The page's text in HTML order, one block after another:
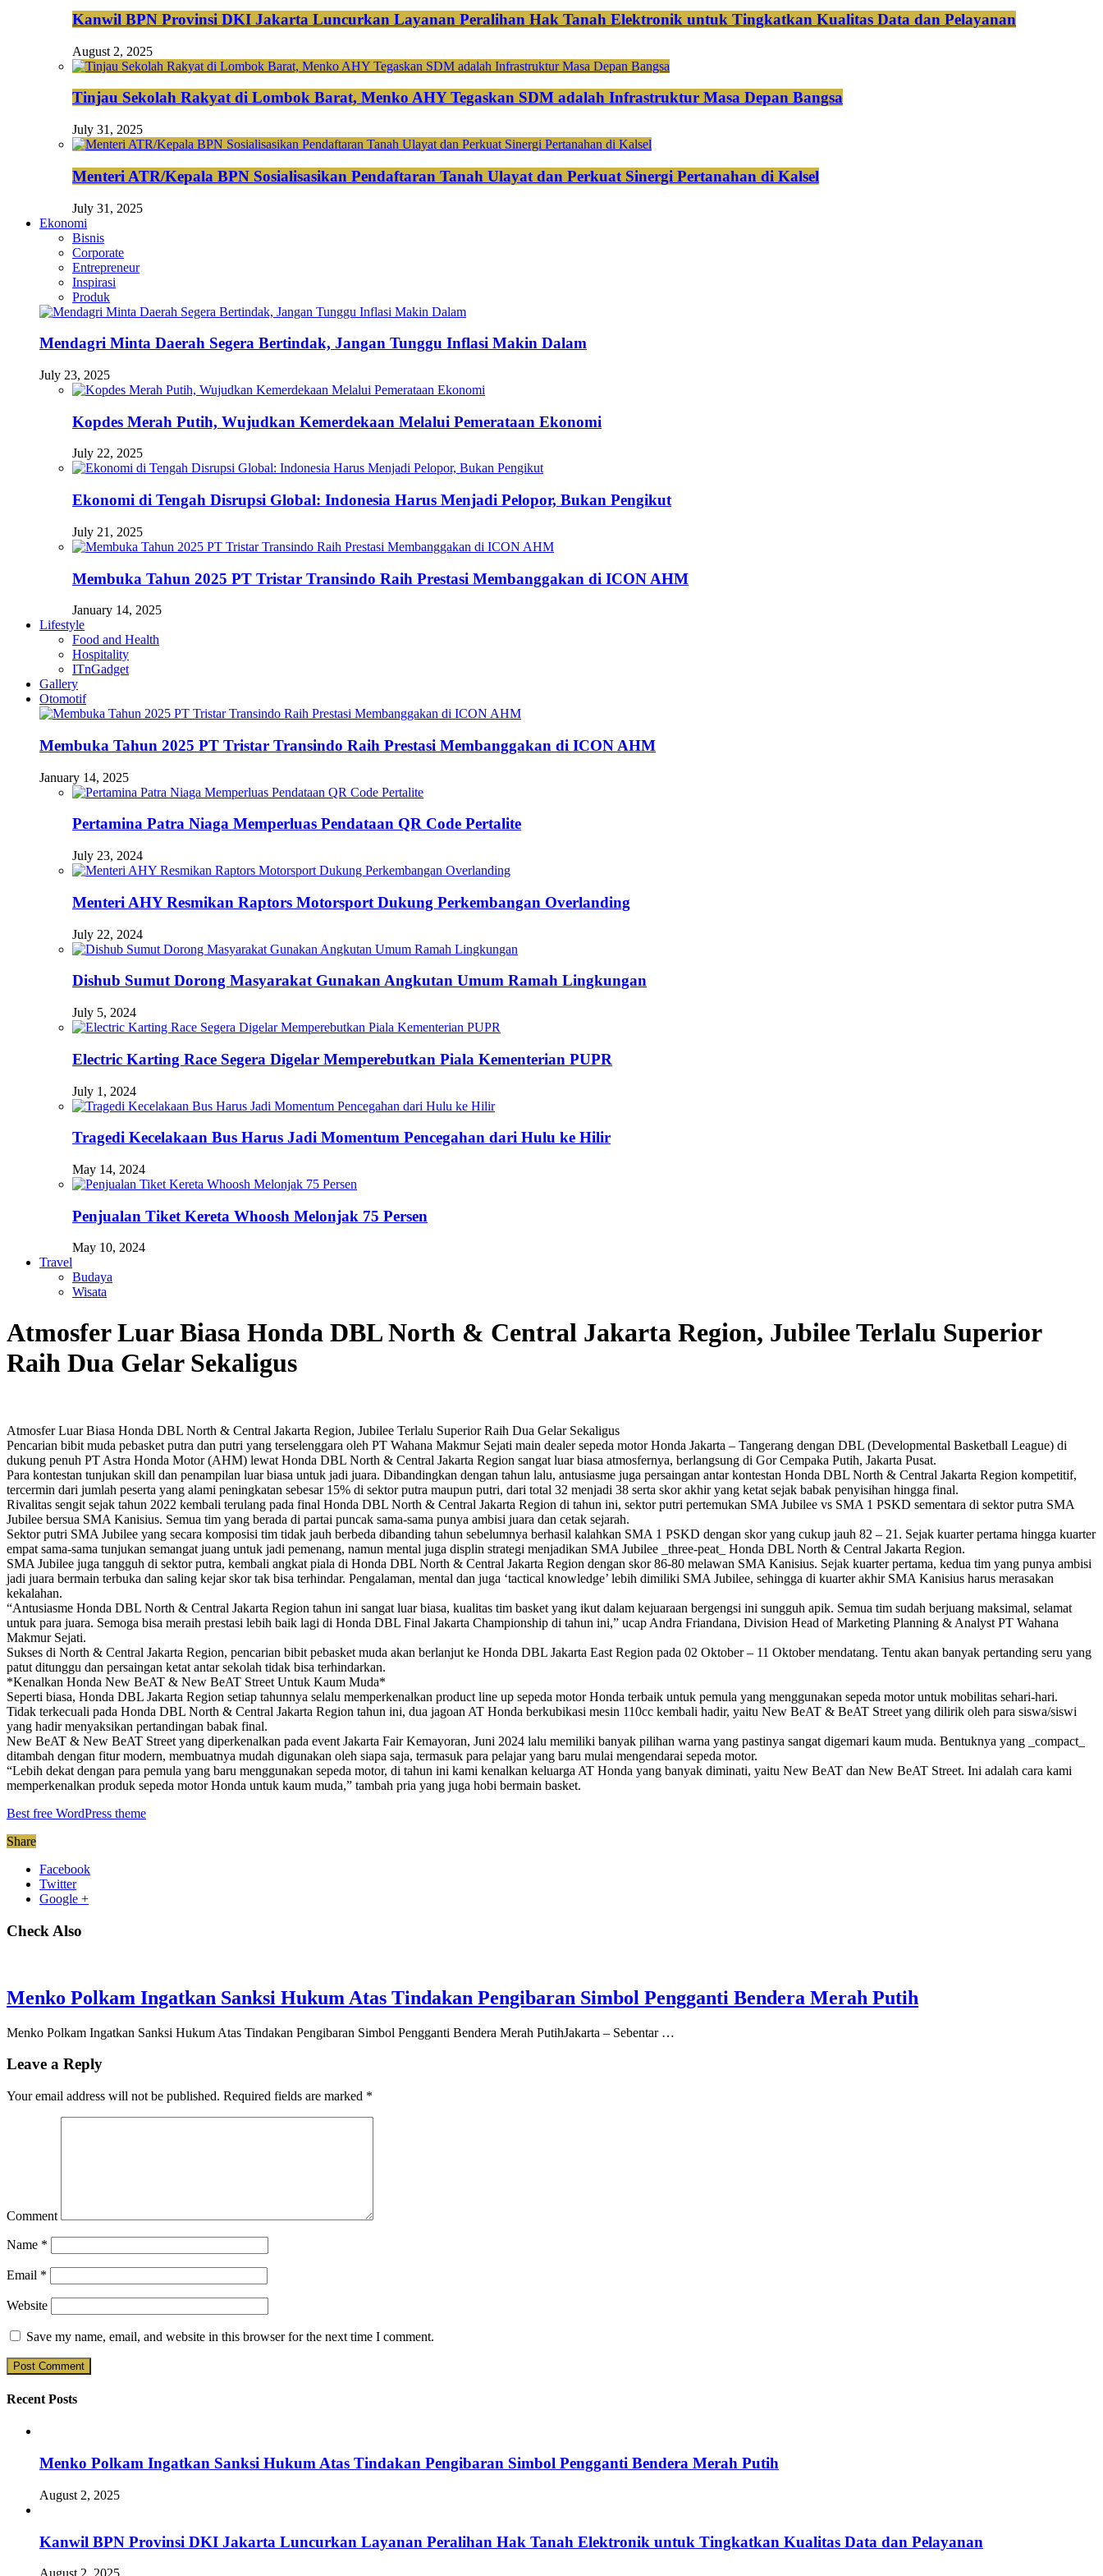
Kanwil BPN Provinsi DKI Jakarta Luncurkan Layanan Peralihan Hak Tanah Elektronik untuk Tingkatkan Kualitas Data dan Pelayanan
August 2, 2025
Tinjau Sekolah Rakyat di Lombok Barat, Menko AHY Tegaskan SDM adalah Infrastruktur Masa Depan Bangsa
July 31, 2025
Menteri ATR/Kepala BPN Sosialisasikan Pendaftaran Tanah Ulayat dan Perkuat Sinergi Pertanahan di Kalsel
July 31, 2025
Ekonomi
Bisnis
Corporate
Entrepreneur
Inspirasi
Produk
Mendagri Minta Daerah Segera Bertindak, Jangan Tunggu Inflasi Makin Dalam
July 23, 2025
Kopdes Merah Putih, Wujudkan Kemerdekaan Melalui Pemerataan Ekonomi
July 22, 2025
Ekonomi di Tengah Disrupsi Global: Indonesia Harus Menjadi Pelopor, Bukan Pengikut
July 21, 2025
Membuka Tahun 2025 PT Tristar Transindo Raih Prestasi Membanggakan di ICON AHM
January 14, 2025
Lifestyle
Food and Health
Hospitality
ITnGadget
Gallery
Otomotif
Membuka Tahun 2025 PT Tristar Transindo Raih Prestasi Membanggakan di ICON AHM
January 14, 2025
Pertamina Patra Niaga Memperluas Pendataan QR Code Pertalite
July 23, 2024
Menteri AHY Resmikan Raptors Motorsport Dukung Perkembangan Overlanding
July 22, 2024
Dishub Sumut Dorong Masyarakat Gunakan Angkutan Umum Ramah Lingkungan
July 5, 2024
Electric Karting Race Segera Digelar Memperebutkan Piala Kementerian PUPR
July 1, 2024
Tragedi Kecelakaan Bus Harus Jadi Momentum Pencegahan dari Hulu ke Hilir
May 14, 2024
Penjualan Tiket Kereta Whoosh Melonjak 75 Persen
May 10, 2024
Travel
Budaya
Wisata
Atmosfer Luar Biasa Honda DBL North & Central Jakarta Region, Jubilee Terlalu Superior
Raih Dua Gelar Sekaligus
Atmosfer Luar Biasa Honda DBL North & Central Jakarta Region, Jubilee Terlalu Superior Raih Dua Gelar Sekaligus
Pencarian bibit muda pebasket putra dan putri yang terselenggara oleh PT Wahana Makmur Sejati main dealer sepeda motor Honda Jakarta – Tangerang dengan DBL (Developmental Basketball League) di
dukung penuh PT Astra Honda Motor (AHM) lewat Honda DBL North & Central Jakarta Region sangat luar biasa atmosfernya, berlangsung di Gor Cempaka Putih, Jakarta Pusat.
Para kontestan tunjukan skill dan penampilan luar biasa untuk jadi juara. Dibandingkan dengan tahun lalu, antusiasme juga persaingan antar kontestan Honda DBL North & Central Jakarta Region kompetitif,
tercermin dari jumlah peserta yang alami peningkatan sebesar 15% di sektor putra maupun putri, dari total 32 menjadi 38 serta skor akhir yang ketat sejak babak penyisihan hingga final.
Rivalitas sengit sejak tahun 2022 kembali terulang pada final Honda DBL North & Central Jakarta Region di tahun ini, sektor putri pertemukan SMA Jubilee vs SMA 1 PSKD sementara di sektor putra SMA
Jubilee bersua SMA Kanisius. Semua tim yang berada di partai puncak sama-sama punya ambisi juara dan cetak sejarah.
Sektor putri SMA Jubilee yang secara komposisi tim tidak jauh berbeda dibanding tahun sebelumnya berhasil kalahkan SMA 1 PSKD dengan skor yang cukup jauh 82 – 21. Sejak kuarter pertama hingga kuarter
empat sama-sama tunjukan semangat juang untuk jadi pemenang, namun mental juga displin strategi menjadikan SMA Jubilee _three-peat_ Honda DBL North & Central Jakarta Region.
SMA Jubilee juga tangguh di sektor putra, kembali angkat piala di Honda DBL North & Central Jakarta Region dengan skor 86-80 melawan SMA Kanisius. Sejak kuarter pertama, kedua tim yang punya ambisi
jadi juara bermain terbuka dan saling kejar skor tak bisa terhindar. Pengalaman, mental dan juga ‘tactical knowledge’ lebih dimiliki SMA Jubilee, sehingga di kuarter akhir SMA Kanisius harus merasakan
kekalahan.
“Antusiasme Honda DBL North & Central Jakarta Region tahun ini sangat luar biasa, kualitas tim basket yang ikut dalam kejuaraan bergengsi ini sungguh apik. Semua tim sudah berjuang maksimal, selamat
untuk para juara. Semoga bisa meraih prestasi lebih baik lagi di Honda DBL Final Jakarta Championship di tahun ini,” ucap Andra Friandana, Division Head of Marketing Planning & Analyst PT Wahana
Makmur Sejati.
Sukses di North & Central Jakarta Region, pencarian bibit pebasket muda akan berlanjut ke Honda DBL Jakarta East Region pada 02 Oktober – 11 Oktober mendatang. Tentu akan banyak pertanding seru yang
patut ditunggu dan persaingan ketat antar sekolah tidak bisa terhindarkan.
*Kenalkan Honda New BeAT & New BeAT Street Untuk Kaum Muda*
Seperti biasa, Honda DBL Jakarta Region setiap tahunnya selalu memperkenalkan product line up sepeda motor Honda terbaik untuk pemula yang menggunakan sepeda motor untuk mobilitas sehari-hari.
Tidak terkecuali pada Honda DBL North & Central Jakarta Region tahun ini, dua jagoan AT Honda berkubikasi mesin 110cc kembali hadir, yaitu New BeAT & BeAT Street yang dilirik oleh para siswa/siswi
yang hadir menyaksikan pertandingan babak final.
New BeAT & New BeAT Street yang diperkenalkan pada event Jakarta Fair Kemayoran, Juni 2024 lalu memiliki banyak pilihan warna yang pastinya sangat digemari kaum muda. Bentuknya yang _compact_
ditambah dengan fitur modern, membuatnya mudah digunakan oleh siapa saja, termasuk para pelajar yang baru mulai mengendarai sepeda motor.
“Lebih dekat dengan para pemula yang baru menggunakan sepeda motor, di tahun ini kami kenalkan keluarga AT Honda yang banyak diminati, yaitu New BeAT dan New BeAT Street. Ini adalah cara kami
memperkenalkan produk sepeda motor Honda untuk kaum muda,” tambah pria yang juga hobi bermain basket.
Best free WordPress theme
Share
Facebook
Twitter
Google +
Check Also
Menko Polkam Ingatkan Sanksi Hukum Atas Tindakan Pengibaran Simbol Pengganti Bendera Merah Putih
Menko Polkam Ingatkan Sanksi Hukum Atas Tindakan Pengibaran Simbol Pengganti Bendera Merah PutihJakarta – Sebentar …
Leave a Reply
Your email address will not be published. Required fields are marked *
Comment
Name *
Email *
Website
Save my name, email, and website in this browser for the next time I comment.
Recent Posts
Menko Polkam Ingatkan Sanksi Hukum Atas Tindakan Pengibaran Simbol Pengganti Bendera Merah Putih
August 2, 2025
Kanwil BPN Provinsi DKI Jakarta Luncurkan Layanan Peralihan Hak Tanah Elektronik untuk Tingkatkan Kualitas Data dan Pelayanan